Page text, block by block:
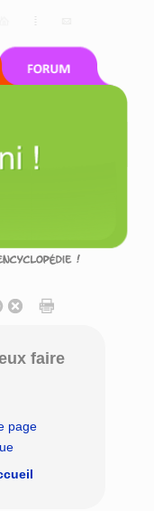
faire
page